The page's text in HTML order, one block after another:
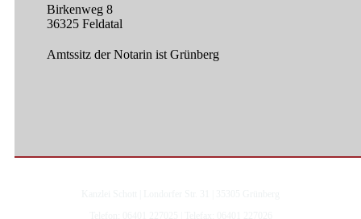
Birkenweg 8
36325 Feldatal
Amtssitz der Notarin ist Grünberg